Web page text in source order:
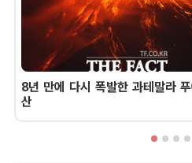
8년 만에 다시 폭발한 과테말라
산